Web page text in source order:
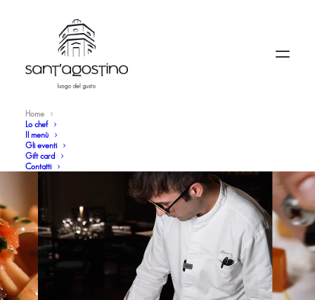
Home
Lo chef
Il menù
Gli eventi
Gift card
Contatti